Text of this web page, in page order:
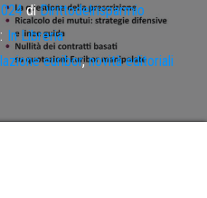
diDirittodelrisparmio
In Libreria
euribor,novità editoriali